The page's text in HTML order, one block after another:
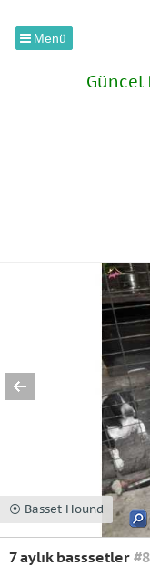
Menü
Güncel
⦿ Basset Hound
7 aylık basssetler